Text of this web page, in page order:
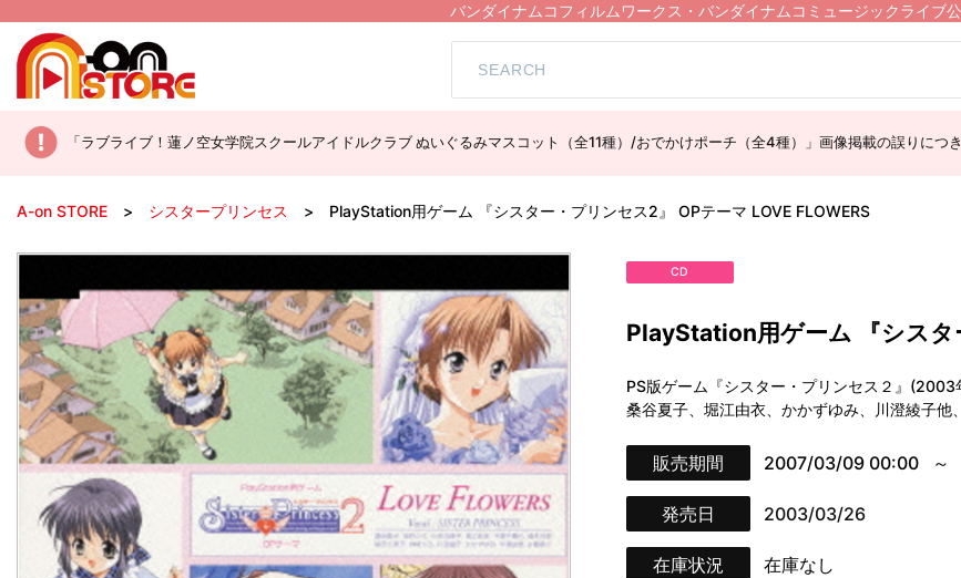
バンダイナムコフィルムワークス・バンダイナムコミュージックライブ
「ラブライブ！蓮ノ空女学院スクールアイドルクラブ ぬいぐるみマスコット（全11種）/おでかけポーチ（全4種）」画像掲載の誤りにつ
A-on STORE シスタープリンセス PlayStation用ゲーム 『シスター・プリンセス2』 OPテーマ LOVE FLOWERS
CD
PlayStation用ゲーム 『シスタ
PS版ゲーム『シスター・プリンセス２』(2003
桑谷夏子、堀江由衣、かかずゆみ、川澄綾子
販売期間 2007/03/09 00:00
発売日 2003/03/26
在庫状況 在庫なし